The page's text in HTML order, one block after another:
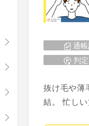
通
判
抜け毛や薄
結。 忙し